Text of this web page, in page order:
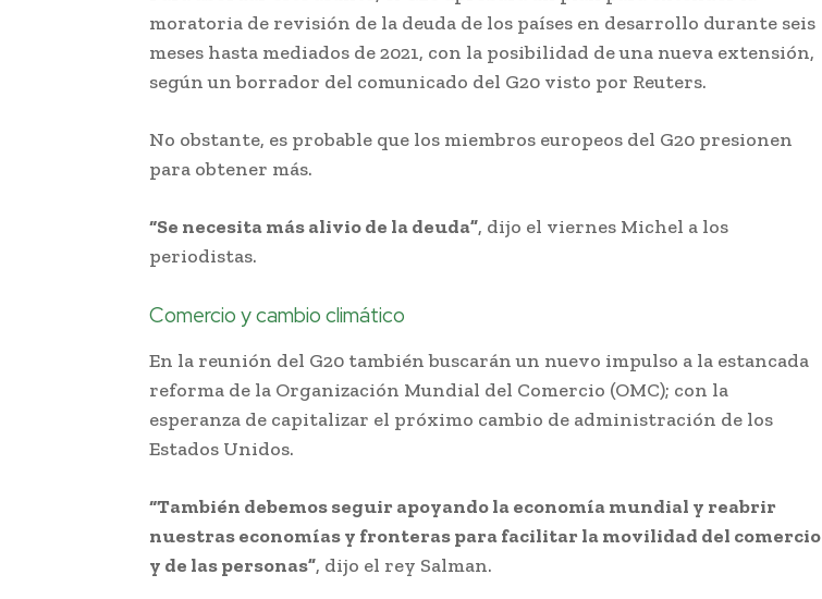
moratoria de revisión de la deuda de los países en desarrollo durante seis
meses hasta mediados de 2021, con la posibilidad de una nueva extensión,
según un borrador del comunicado del G20 visto por Reuters.
No obstante, es probable que los miembros europeos del G20 presionen
para obtener más.
“Se necesita más alivio de la deuda”, dijo el viernes Michel a los
periodistas.
Comercio y cambio climático
En la reunión del G20 también buscarán un nuevo impulso a la estancada
reforma de la Organización Mundial del Comercio (OMC); con la
esperanza de capitalizar el próximo cambio de administración de los
Estados Unidos.
“También debemos seguir apoyando la economía mundial y reabrir
nuestras economías y fronteras para facilitar la movilidad del comercio
y de las personas”, dijo el rey Salman.